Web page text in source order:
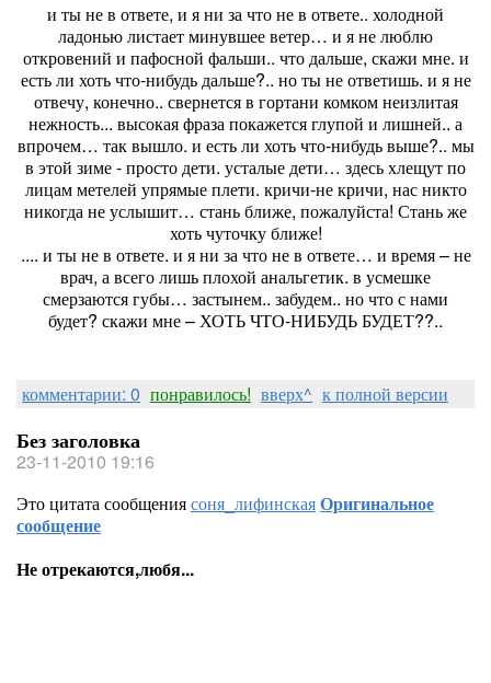
и ты не в ответе, и я ни за что не в ответе.. холодной
ладонью листает минувшее ветер… и я не люблю
откровений и пафосной фальши.. что дальше, скажи мне. и
есть ли хоть что-нибудь дальше?.. но ты не ответишь. и я не
отвечу, конечно.. свернется в гортани комком неизлитая
нежность... высокая фраза покажется глупой и лишней.. а
впрочем… так вышло. и есть ли хоть что-нибудь выше?.. мы
в этой зиме - просто дети. усталые дети… здесь хлещут по
лицам метелей упрямые плети. кричи-не кричи, нас никто
никогда не услышит… стань ближе, пожалуйста! Стань же
хоть чуточку ближе!
.... и ты не в ответе. и я ни за что не в ответе… и время – не
врач, а всего лишь плохой анальгетик. в усмешке
смерзаются губы… застынем.. забудем.. но что с нами
будет? скажи мне – ХОТЬ ЧТО-НИБУДЬ БУДЕТ??..
комментарии: 0 понравилось! вверх^ к полной версии
Без заголовка
23-11-2010 19:16
Это цитата сообщениясоня_лифинскаяОригинальное
сообщение
Не отрекаются,любя...